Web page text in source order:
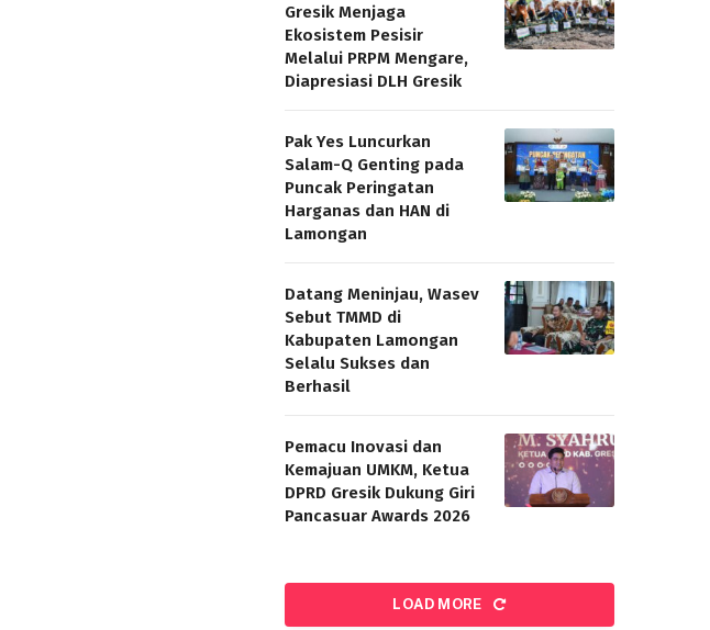
Gresik Menjaga
Ekosistem Pesisir
Melalui PRPM Mengare,
Diapresiasi DLH Gresik
Pak Yes Luncurkan
Salam-Q Genting pada
Puncak Peringatan
Harganas dan HAN di
Lamongan
Datang Meninjau, Wasev
Sebut TMMD di
Kabupaten Lamongan
Selalu Sukses dan
Berhasil
Pemacu Inovasi dan
Kemajuan UMKM, Ketua
DPRD Gresik Dukung Giri
Pancasuar Awards 2026
LOAD MORE